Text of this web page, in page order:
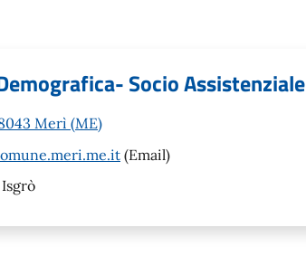
Socio Assistenziale
Merì (ME)
(Email)